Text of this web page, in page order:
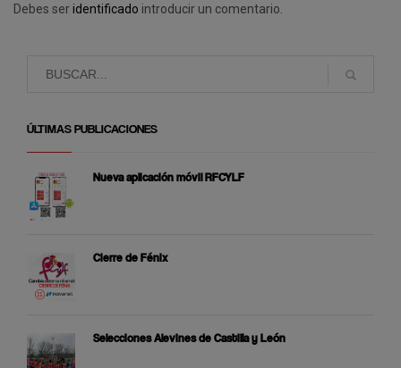
Debes seridentificado introducir un comentario.
ÚLTIMAS PUBLICACIONES
Nueva aplicación móvil RFCYLF
Cierre de Fénix
Selecciones Alevines de Castilla y León